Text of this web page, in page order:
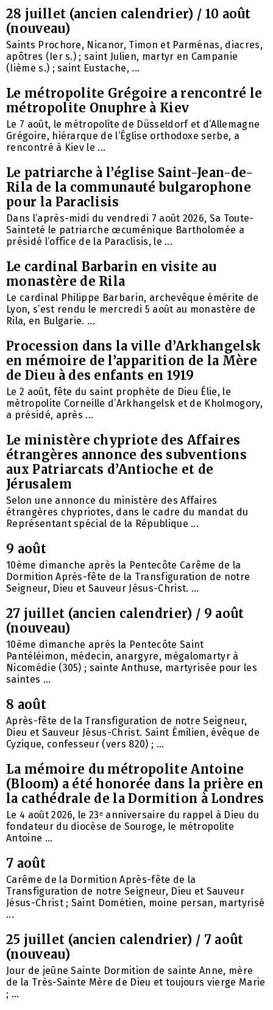
28 juillet (ancien calendrier) / 10 août
(nouveau)
Saints Prochore, Nicanor, Timon et Parménas, diacres,
apôtres (Ier s.) ; saint Julien, martyr en Campanie
(Iième s.) ; saint Eustache, ...
Le métropolite Grégoire a rencontré le
métropolite Onuphre à Kiev
Le 7 août, le métropolite de Düsseldorf et d’Allemagne
Grégoire, hiérarque de l’Église orthodoxe serbe, a
rencontré à Kiev le ...
Le patriarche à l’église Saint-Jean-de-
Rila de la communauté bulgarophone
pour la Paraclisis
Dans l’après-midi du vendredi 7 août 2026, Sa Toute-
Sainteté le patriarche œcuménique Bartholomée a
présidé l’office de la Paraclisis, le ...
Le cardinal Barbarin en visite au
monastère de Rila
Le cardinal Philippe Barbarin, archevêque émérite de
Lyon, s’est rendu le mercredi 5 août au monastère de
Rila, en Bulgarie. ...
Procession dans la ville d’Arkhangelsk
en mémoire de l’apparition de la Mère
de Dieu à des enfants en 1919
Le 2 août, fête du saint prophète de Dieu Élie, le
métropolite Corneille d’Arkhangelsk et de Kholmogory,
a présidé, après ...
Le ministère chypriote des Affaires
étrangères annonce des subventions
aux Patriarcats d’Antioche et de
Jérusalem
Selon une annonce du ministère des Affaires
étrangères chypriotes, dans le cadre du mandat du
Représentant spécial de la République ...
9 août
10ème dimanche après la Pentecôte Carême de la
Dormition Après-fête de la Transfiguration de notre
Seigneur, Dieu et Sauveur Jésus-Christ. ...
27 juillet (ancien calendrier) / 9 août
(nouveau)
10ème dimanche après la Pentecôte Saint
Pantéléimon, médecin, anargyre, mégalomartyr à
Nicomédie (305) ; sainte Anthuse, martyrisée pour les
saintes ...
8 août
Après-fête de la Transfiguration de notre Seigneur,
Dieu et Sauveur Jésus-Christ. Saint Émilien, évêque de
Cyzique, confesseur (vers 820) ; ...
La mémoire du métropolite Antoine
(Bloom) a été honorée dans la prière en
la cathédrale de la Dormition à Londres
Le 4 août 2026, le 23ᵉ anniversaire du rappel à Dieu du
fondateur du diocèse de Souroge, le métropolite
Antoine ...
7 août
Carême de la Dormition Après-fête de la
Transfiguration de notre Seigneur, Dieu et Sauveur
Jésus-Christ ; Saint Dométien, moine persan, martyrisé
...
25 juillet (ancien calendrier) / 7 août
(nouveau)
Jour de jeûne Sainte Dormition de sainte Anne, mère
de la Très-Sainte Mère de Dieu et toujours vierge Marie
; ...